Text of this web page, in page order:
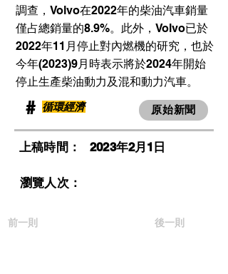
調查，Volvo在2022年的柴油汽車銷量
僅占總銷量的8.9%。此外，Volvo已於
2022年11月停止對內燃機的研究，也於
今年(2023)9月時表示將於2024年開始
停止生產柴油動力及混和動力汽車。
​# 循環經濟 原始新聞
​上稿時間： 2023年2月1日
​瀏覽人次：
前一則 後一則